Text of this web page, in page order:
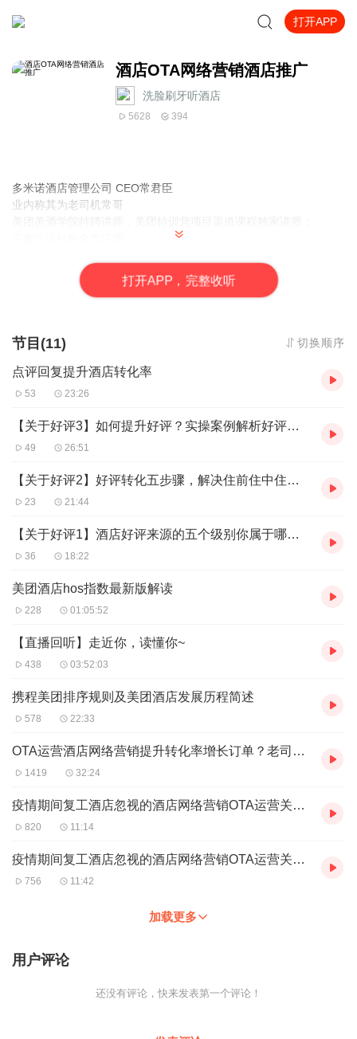
打开APP
酒店OTA网络营销酒店推广
洗脸刷牙听酒店
5628 394
多米诺酒店管理公司 CEO常君臣
业内称其为老司机常哥
主办方，一场一年仅此一次的
“让不参加的人后悔的酒店
年度培训课程”。
打开APP，完整收听
节目(11) 切换顺序
点评回复提升酒店转化率
53 23:26
【关于好评3】如何提升好评？实操案例解析好评转化方法
49 26:51
【关于好评2】好评转化五步骤，解决住前住中住后问题
23 21:44
【关于好评1】酒店好评来源的五个级别你属于哪一个？
36 18:22
美团酒店hos指数最新版解读
228 01:05:52
【直播回听】走近你，读懂你~
438 03:52:03
携程美团排序规则及美团酒店发展历程简述
578 22:33
OTA运营酒店网络营销提升转化率增长订单？老司机常哥常君臣1个方法解决
1419 32:24
疫情期间复工酒店忽视的酒店网络营销OTA运营关键转换因素-常君臣1
820 11:14
疫情期间复工酒店忽视的酒店网络营销OTA运营关键转换因素常君臣2
756 11:42
加载更多
用户评论
还没有评论，快来发表第一个评论！